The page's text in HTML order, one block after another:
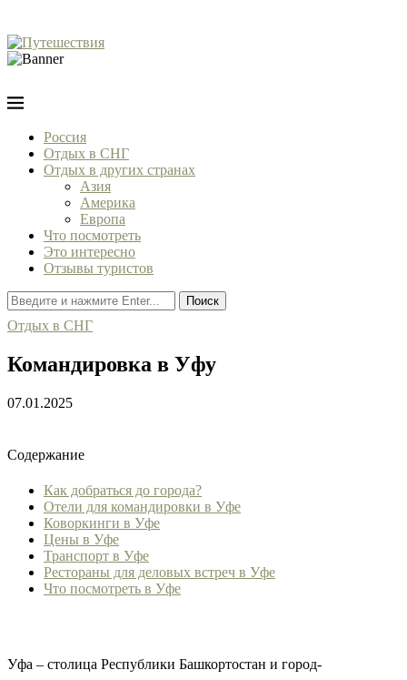
Россия
Отдых в СНГ
Отдых в других странах
Азия
Америка
Европа
Что посмотреть
Это интересно
Отзывы туристов
Поиск
Отдых в СНГ
Командировка в Уфу
07.01.2025
Содержание
Как добраться до города?
Отели для командировки в Уфе
Коворкинги в Уфе
Цены в Уфе
Транспорт в Уфе
Рестораны для деловых встреч в Уфе
Что посмотреть в Уфе
Уфа – столица Республики Башкортостан и город-